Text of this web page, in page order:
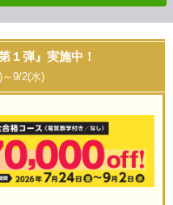
１弾』実施中！
9/2(水)